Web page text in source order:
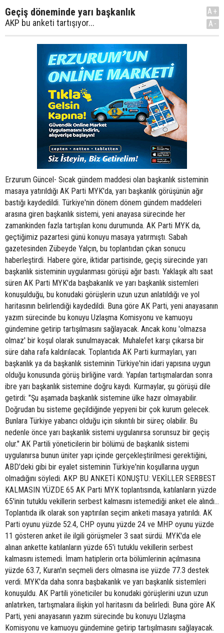
Geçiş döneminde yarı başkanlık
AKP bu anketi tartışıyor...
A+
A-
Erzurum Güncel- Sıcak gündem maddesi olan başkanlık sisteminin
masaya yatırıldığı AK Parti MYK'da, yarı başkanlık görüşünün ağır
bastığı kaydedildi. Türkiye'nin dönem dönem gündem maddeleri
arasına giren başkanlık sistemi, yeni anayasa sürecinde her
zamankinden fazla tartışılan konu durumunda. AK Parti MYK da,
geçtiğimiz pazartesi günü konuyu masaya yatırmıştı. Sabah
gazetesinden Zübeyde Yalçın, bu toplantıdan çıkan sonucu
haberleştirdi. Habere göre, iktidar partisinde, geçiş sürecinde yarı
başkanlık sisteminin uygulanması görüşü ağır bastı. Yaklaşık altı saat
süren AK Parti MYK'da başbakanlık ve yarı başkanlık sistemleri
konuşulduğu, bu konudaki görüşlerin uzun uzun anlatıldığı ve yol
haritasının belirlendiği kaydedildi. Buna göre AK Parti, yeni anayasanın
yazım sürecinde bu konuyu Uzlaşma Komisyonu ve kamuoyu
gündemine getirip tartışılmasını sağlayacak. Ancak konu 'olmazsa
olmaz' bir koşul olarak sunulmayacak. Muhalefet karşı çıkarsa bir
süre daha rafa kaldırılacak. Toplantıda AK Parti kurmayları, yarı
başkanlık ya da başkanlık sisteminin Türkiye'nin idari yapısına uygun
olduğu konusunda görüş birliğine vardı. Yapılan tartışmalardan sonra
ibre yarı başkanlık sistemine doğru kaydı. Kurmaylar, şu görüşü dile
getirdi: "Şu aşamada başkanlık sistemine ülke hazır olmayabilir.
Doğrudan bu sisteme geçildiğinde yepyeni bir çok kurum gelecek.
Bunlara Türkiye yabancı olduğu için sıkıntılı bir süreç olabilir. Bu
nedenle önce yarı başkanlık sistemi uygulanırsa sorunsuz bir geçiş
olur." AK Partili yöneticilerin bir bölümü de başkanlık sistemi
uygulanırsa bunun üniter yapı içinde gerçekleştirilmesi gerektiğini,
ABD'deki gibi bir eyalet sisteminin Türkiye'nin koşullarına uygun
olmadığını söyledi. AKP BU ANKETİ KONUŞTU: VEKİLLER SERBEST
KALMASIN YÜZDE 65 AK Parti MYK toplantısında, katılanların yüzde
65'inin tutuklu vekillerin serbest kalmasını istemediği anket ele alındı...
Toplantıda ilk olarak son yaptırılan seçim anketi masaya yatırıldı. AK
Parti oyunu yüzde 52.4, CHP oyunu yüzde 24 ve MHP oyunu yüzde
11 gösteren anket ile ilgili görüşmeler 3 saat sürdü. MYK'da ele
alınan ankette katılanların yüzde 65'i tutuklu vekillerin serbest
kalmasını istemedi. İmam hatiplerin orta bölümlerinin açılmasına
yüzde 63.7, Kuran'ın seçmeli ders olmasına ise yüzde 77.3 destek
verdi. MYK'da daha sonra başbakanlık ve yarı başkanlık sistemleri
konuşuldu. AK Partili yöneticiler bu konudaki görüşlerini uzun uzun
anlatırken, tartışmalara ilişkin yol haritasını da belirledi. Buna göre AK
Parti, yeni anayasanın yazım sürecinde bu konuyu Uzlaşma
Komisyonu ve kamuoyu gündemine getirip tartışılmasını sağlayacak.